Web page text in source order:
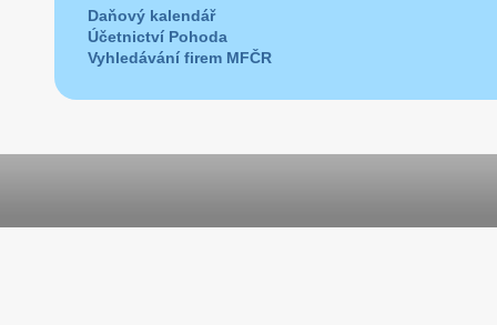
Daňový kalendář
Účetnictví Pohoda
Vyhledávání firem MFČR